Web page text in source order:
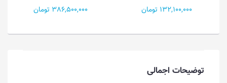
132,100,000 تومان
386,500,000 تومان
توضیحات اجمالی